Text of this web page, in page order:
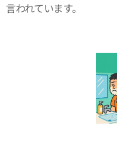
言われています。